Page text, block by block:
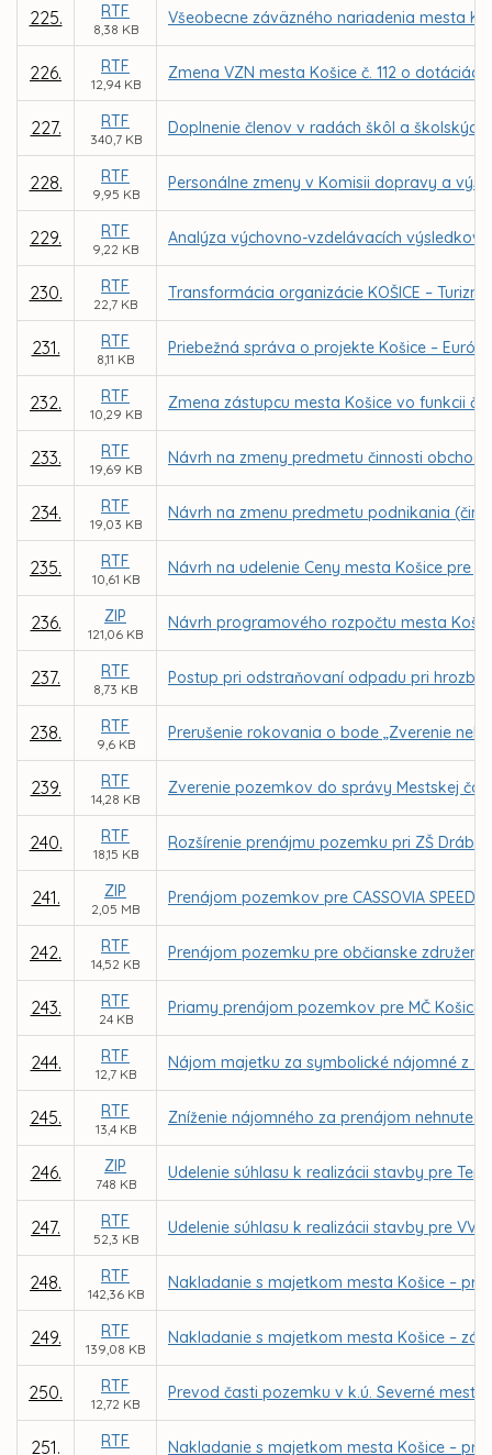
225. RTF
8,38 KB
Všeobecne záväzného nariadenia mesta
226. RTF
12,94 KB
Zmena VZN mesta Košice č. 112 o
227. RTF
340,7 KB
Doplnenie členov v radách škôl a
228. RTF
9,95 KB
Personálne zmeny v Komisii dopravy a
229. RTF
9,22 KB
Analýza výchovno-vzdelávacích výsledkov,
230. RTF
22,7 KB
Transformácia organizácie KOŠICE –
231. RTF
8,11 KB
Priebežná správa o projekte Košice –
232. RTF
10,29 KB
Zmena zástupcu mesta Košice vo funkcii
233. RTF
19,69 KB
Návrh na zmeny predmetu činnosti
234. RTF
19,03 KB
Návrh na zmenu predmetu podnikania
235. RTF
10,61 KB
Návrh na udelenie Ceny mesta Košice pre
236. ZIP
121,06 KB
Návrh programového rozpočtu mesta
237. RTF
8,73 KB
Postup pri odstraňovaní odpadu pri
238. RTF
9,6 KB
Prerušenie rokovania o bode „Zverenie
239. RTF
14,28 KB
Zverenie pozemkov do správy Mestskej
240. RTF
18,15 KB
Rozšírenie prenájmu pozemku pri ZŠ
241. ZIP
2,05 MB
Prenájom pozemkov pre CASSOVIA
242. RTF
14,52 KB
Prenájom pozemku pre občianske
243. RTF
24 KB
Priamy prenájom pozemkov pre MČ
244. RTF
12,7 KB
Nájom majetku za symbolické nájomné z
245. RTF
13,4 KB
Zníženie nájomného za prenájom
246. ZIP
748 KB
Udelenie súhlasu k realizácii stavby pre
247. RTF
52,3 KB
Udelenie súhlasu k realizácii stavby pre
248. RTF
142,36 KB
Nakladanie s majetkom mesta Košice –
249. RTF
139,08 KB
Nakladanie s majetkom mesta Košice –
250. RTF
12,72 KB
Prevod časti pozemku v k.ú. Severné
251. RTF Nakladanie s majetkom mesta Košice –